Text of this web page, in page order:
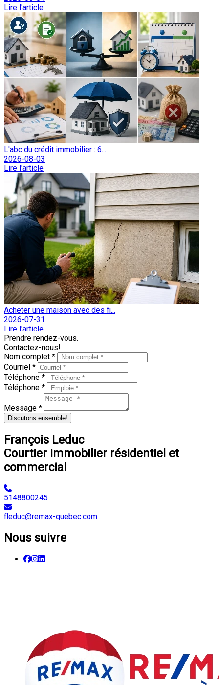
Lire l'article
L'abc du crédit immobilier : 6...
2026-08-03
Lire l'article
Acheter une maison avec des fi...
2026-07-31
Lire l'article
Prendre rendez-vous.
Contactez-nous!
Nom complet *
Courriel *
Téléphone *
Téléphone *
Message *
Discutons ensemble!
François Leduc
Courtier immobilier résidentiel et
commercial
5148800245
fleduc@remax-quebec.com
Nous suivre